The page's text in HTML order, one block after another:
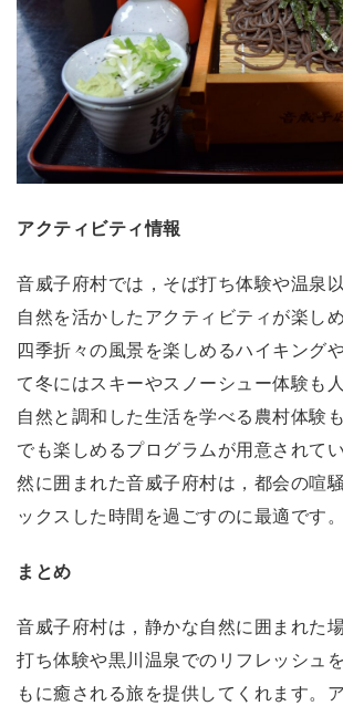
アクティビティ情報
音威子府村では，そば打ち体験や温泉
自然を活かしたアクティビティが楽し
四季折々の風景を楽しめるハイキング
て冬にはスキーやスノーシュー体験も
自然と調和した生活を学べる農村体験
でも楽しめるプログラムが用意されて
然に囲まれた音威子府村は，都会の喧
ックスした時間を過ごすのに最適です。
まとめ
音威子府村は，静かな自然に囲まれた
打ち体験や黒川温泉でのリフレッシュ
もに癒される旅を提供してくれます。